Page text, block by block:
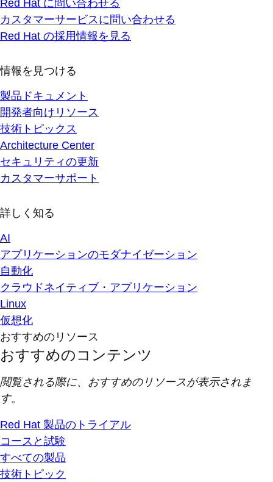
Red Hat に問い合わせる
カスタマーサービスに問い合わせる
Red Hat の採用情報を見る
情報を見つける
製品ドキュメント
開発者向けリソース
技術トピックス
Architecture Center
セキュリティの更新
カスタマーサポート
詳しく知る
AI
アプリケーションのモダナイゼーション
自動化
クラウドネイティブ・アプリケーション
Linux
仮想化
おすすめのリソース
おすすめのコンテンツ
閲覧される際に、おすすめのリソースが表示されま
す。
Red Hat 製品のトライアル
コースと試験
すべての製品
技術トピック